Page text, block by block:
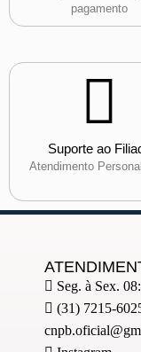
pagamento
Suporte ao
Atendimento
Seg. à Sex.
(31) 7215-